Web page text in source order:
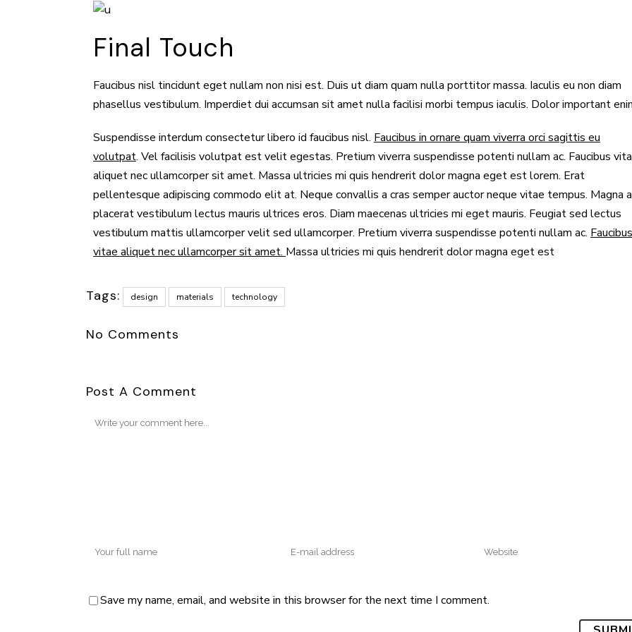
Final Touch
Faucibus nisl tincidunt eget nullam non nisi est. Duis ut diam quam nulla porttitor massa. Iaculis eu non diam
phasellus vestibulum. Imperdiet dui accumsan sit amet nulla facilisi morbi tempus iaculis. Dolor important
Suspendisse interdum consectetur libero id faucibus nisl. Faucibus in ornare quam viverra orci sagittis eu
volutpat. Vel facilisis volutpat est velit egestas. Pretium viverra suspendisse potenti nullam ac. Faucibus
aliquet nec ullamcorper sit amet. Massa ultricies mi quis hendrerit dolor magna eget est lorem. Erat
pellentesque adipiscing commodo elit at. Neque convallis a cras semper auctor neque vitae tempus. Magna
placerat vestibulum lectus mauris ultrices eros. Diam maecenas ultricies mi eget mauris. Feugiat sed lectus
vestibulum mattis ullamcorper velit sed ullamcorper. Pretium viverra suspendisse potenti nullam ac. Faucibus
vitae aliquet nec ullamcorper sit amet. Massa ultricies mi quis hendrerit dolor magna eget est
Tags: design materials technology
No Comments
Post A Comment
Save my name, email, and website in this browser for the next time I comment.